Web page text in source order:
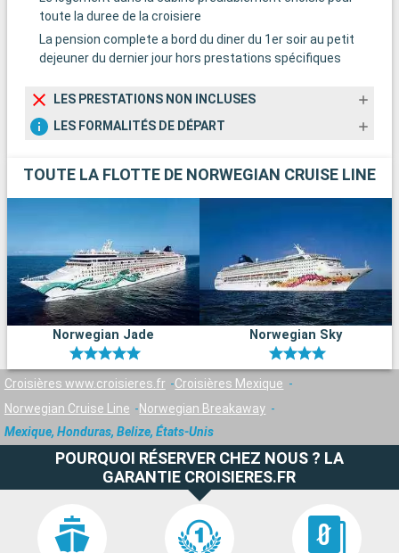
toute la duree de la croisiere
La pension complete a bord du diner du 1er soir au petit
dejeuner du dernier jour hors prestations spécifiques
LES PRESTATIONS NON INCLUSES
LES FORMALITÉS DE DÉPART
TOUTE LA FLOTTE DE NORWEGIAN CRUISE LINE
Norwegian Jade Norwegian Sky
Croisières www.croisieres.fr
Croisières Mexique
Norwegian Cruise Line
Norwegian Breakaway
Mexique, Honduras, Belize, États-Unis
POURQUOI RÉSERVER CHEZ NOUS ? LA
GARANTIE CROISIERES.FR